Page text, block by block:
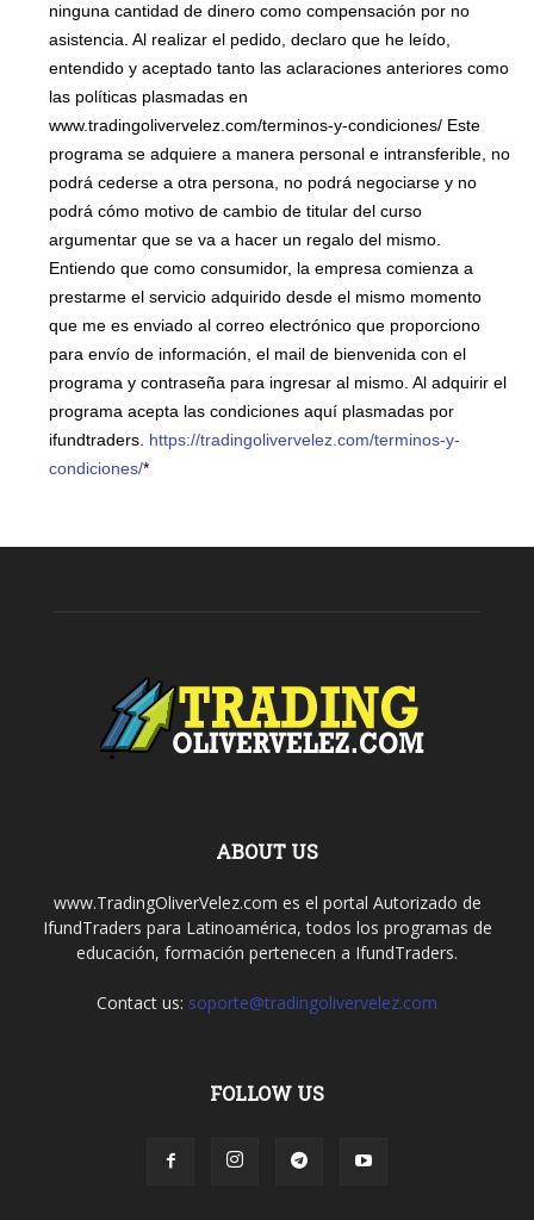
ninguna cantidad de dinero como compensación por no
asistencia. Al realizar el pedido, declaro que he leído,
entendido y aceptado tanto las aclaraciones anteriores como
las políticas plasmadas en
www.tradingolivervelez.com/terminos-y-condiciones/ Este
programa se adquiere a manera personal e intransferible, no
podrá cederse a otra persona, no podrá negociarse y no
podrá cómo motivo de cambio de titular del curso
argumentar que se va a hacer un regalo del mismo.
Entiendo que como consumidor, la empresa comienza a
prestarme el servicio adquirido desde el mismo momento
que me es enviado al correo electrónico que proporciono
para envío de información, el mail de bienvenida con el
programa y contraseña para ingresar al mismo. Al adquirir el
programa acepta las condiciones aquí plasmadas por
ifundtraders. https://tradingolivervelez.com/terminos-y-
condiciones/*
ABOUT US
www.TradingOliverVelez.com es el portal Autorizado de
IfundTraders para Latinoamérica, todos los programas de
educación, formación pertenecen a IfundTraders.
Contact us: soporte@tradingolivervelez.com
FOLLOW US